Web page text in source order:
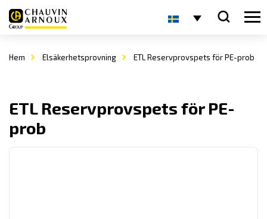
Hem Elsäkerhetsprovning ETL Reservprovspets för PE-prob
ETL Reservprovspets för PE-
prob